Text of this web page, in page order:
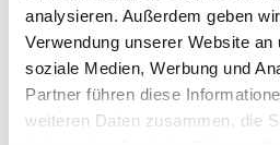
analysieren. Außerdem geben
Verwendung unserer Website
soziale Medien, Werbung und
Partner führen diese
weiteren Daten zusammen, die